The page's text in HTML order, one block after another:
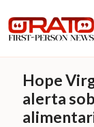
Hope
alerta